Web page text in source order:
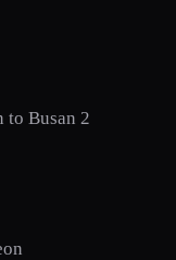
to Busan 2